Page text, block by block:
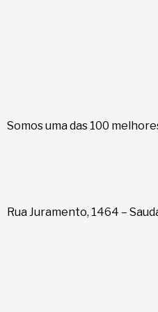
Somos uma das 100
Rua Juramento, 1464 –